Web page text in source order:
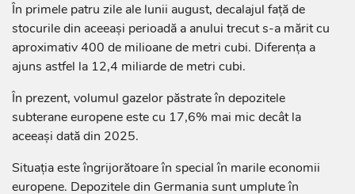
În primele patru zile ale lunii august, decalajul față de
stocurile din aceeași perioadă a anului trecut s-a mărit cu
aproximativ 400 de milioane de metri cubi. Diferența a
ajuns astfel la 12,4 miliarde de metri cubi.
În prezent, volumul gazelor păstrate în depozitele
subterane europene este cu 17,6% mai mic decât la
aceeași dată din 2025.
Situația este îngrijorătoare în special în marile economii
europene. Depozitele din Germania sunt umplute în